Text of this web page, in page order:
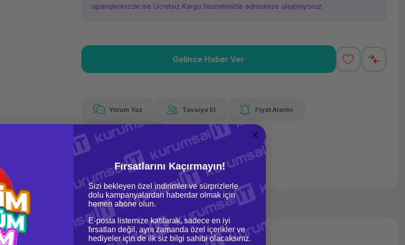
siparişlerinizde ise Ücretsiz Kargo hizmetimizle adresinize ulaştırııyoruz.
Güvenilir Alışveriş
Kolay iade imkanı
1.046,98 TL x 12
Aya varan taksit
Havalelerde
Özel indirim fırsatı
Gelince Haber Ver
Yorum Yaz Tavsiye Et Fiyat Alarmı
Fiyat Teklifi Al
Taksit Seçenekleri
Fırsatlarını Kaçırmayın!
Sizi bekleyen özel indirimler ve sürprizlerle
dolu kampanyalardan haberdar olmak için
hemen abone olun.
E-posta listemize katılarak, sadece en iyi
fırsatları değil, aynı zamanda özel içerikler ve
hediyeler için de ilk siz bilgi sahibi olacaksınız.